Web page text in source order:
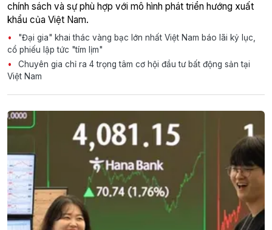
chính sách và sự phù hợp với mô hình phát triển hướng xuất
khẩu của Việt Nam.
"Đại gia" khai thác vàng bạc lớn nhất Việt Nam báo lãi kỷ lục,
cổ phiếu lập tức "tím lịm"
Chuyên gia chỉ ra 4 trọng tâm cơ hội đầu tư bất động sản tại
Việt Nam